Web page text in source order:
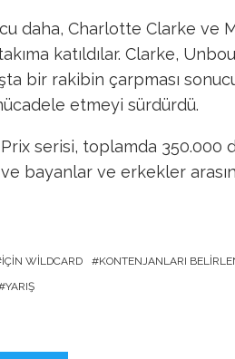
daha, Charlotte Clarke ve
katıldılar. Clarke,
bir rakibin çarpması sonucu
etmeyi sürdürdü.
serisi, toplamda 350.000
bayanlar ve erkekler
İÇIN WILDCARD KONTENJANLARI
YARIŞ